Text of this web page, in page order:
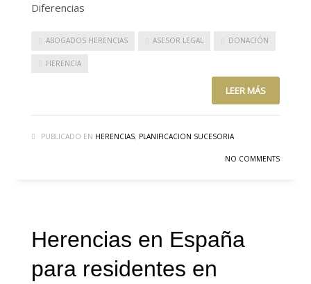
Diferencias
ABOGADOS HERENCIAS ASESOR LEGAL DONACIÓN
HERENCIA
LEER MÁS
PUBLICADO EN HERENCIAS, PLANIFICACION SUCESORIA
NO COMMENTS
Herencias en España
para residentes en